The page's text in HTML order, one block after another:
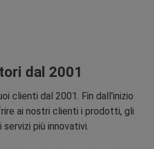
dal 2001
clienti dal 2001. Fin dall'inizio
ai nostri clienti i prodotti, gli
più innovativi.